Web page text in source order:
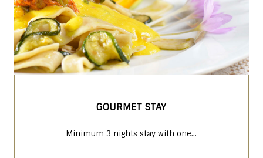
GOURMET STAY
Minimum 3 nights stay with one...